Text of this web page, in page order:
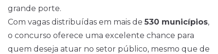
grande porte.
Com vagas distribuídas em mais de 530 municípios,
o concurso oferece uma excelente chance para
quem deseja atuar no setor público, mesmo que de